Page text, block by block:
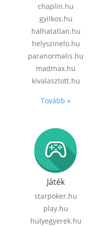
chaplin.hu
gyilkos.hu
halhatatlan.hu
helyszinelo.hu
paranormalis.hu
madmax.hu
kivalasztott.hu
Tovább »
Játék
starpoker.hu
play.hu
hulyegyerek.hu